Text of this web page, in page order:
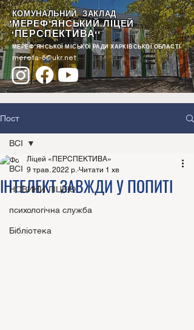
КОМУНАЛЬНИЙ ЗАКЛАД
"МЕРЕФ'ЯНСЬКИЙ ЛІЦЕЙ
"ПЕРСПЕКТИВА""
МЕРЕФ'ЯНСЬКОЇ МІСЬКОЇ РАДИ ХАРКІВСЬКОЇ ОБЛАСТІ
merefa-6@ukr.net
Пост
ВСІ
НОВИНИ ЛІЦЕЮ
психологічна служба
Бібліотека
ВСІ
ІНТЕЛЕКТ ЗАВЖДИ У ПОПИТІ
Ліцей «ПЕРСПЕКТИВА»
9 трав. 2022 р. Читати 1 хв